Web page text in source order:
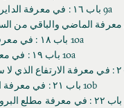
9a باب ١٦ : في معرفة الداير بين الظهر والعصر
10a باب ١٨ : في معرفة الداير من الفلك
10a باب ١٩ : في معرفة سعة المشرق
10b باب ٢١ : في معرفة ارتفاع سمت القبلة